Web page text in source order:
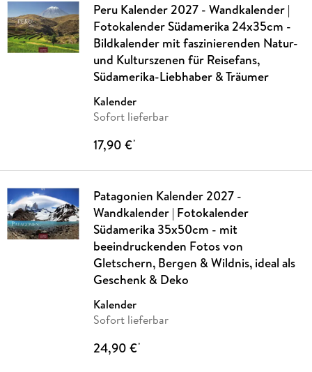
Peru Kalender 2027 - Wandkalender |
Fotokalender Südamerika 24x35cm -
Bildkalender mit faszinierenden Natur-
und Kulturszenen für Reisefans,
Südamerika-Liebhaber & Träumer
Kalender
Sofort lieferbar
17,90 €*
Patagonien Kalender 2027 -
Wandkalender | Fotokalender
Südamerika 35x50cm - mit
beeindruckenden Fotos von
Gletschern, Bergen & Wildnis, ideal als
Geschenk & Deko
Kalender
Sofort lieferbar
24,90 €*